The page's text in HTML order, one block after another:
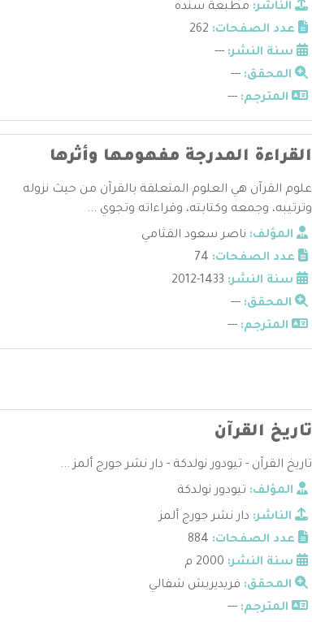
الناشر: مطبعة سنده
عدد الصفحات:
سنة النشر: ---
المحقق: ---
المترجم: ---
القراءة المدرجة مفهومها وأثرها
علوم القرآن هي العلوم المتعلقة بالقرآن من حيث نزوله
وترتيبه، وجمعه وكتابته، وقراءاته وتجوي ...
المؤلف: ناصر سعود القثامي
عدد الصفحات:
سنة النشر:
المحقق: ---
المترجم: ---
تاريخ القرآن
تاريخ القرآن - تيودور نولدكة - دار نشر جورج ألمز ...
المؤلف: تيودور نولدكة
الناشر: دار نشر جورج ألمز
عدد الصفحات:
سنة النشر:
المحقق: فريديريش شفالي
المترجم: ---